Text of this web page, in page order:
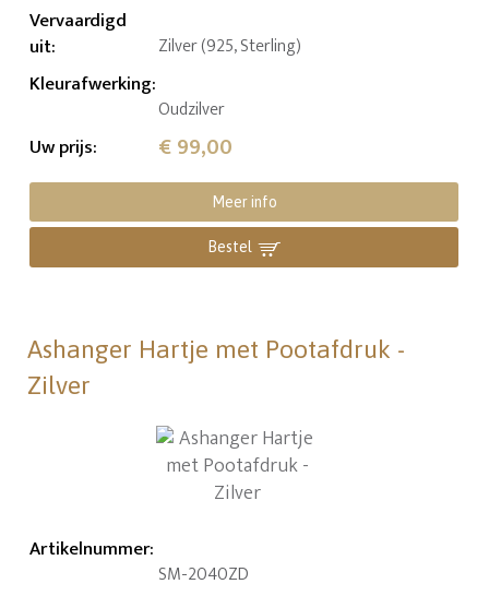
Vervaardigd
uit: Zilver (925, Sterling)
Kleurafwerking:
Oudzilver
Uw prijs: € 99,00
Meer info
Bestel
Ashanger Hartje met Pootafdruk -
Zilver
Artikelnummer:
SM-2040ZD